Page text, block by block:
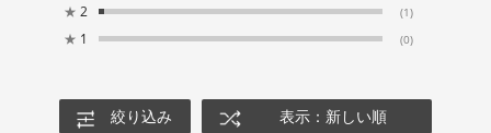
★ 2 (1)
★ 1 (0)
絞り込み 表示：新しい順